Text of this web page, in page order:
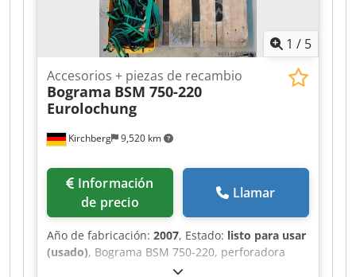
1 / 5
Kirchberg 9,520 km
Accesorios + piezas de recambio
Bograma BSM 750-220
Eurolochung
de precio
Llamar
Año de fabricación: 2007, Estado: listo para usar
(usado), Bograma BSM 750-220, perforadora
para trabajos de encuadernación según la